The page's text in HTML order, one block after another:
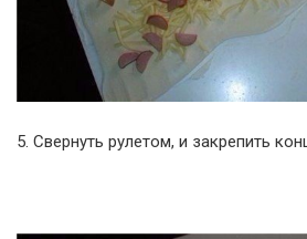
5. Свернуть рулетом, и закрепить